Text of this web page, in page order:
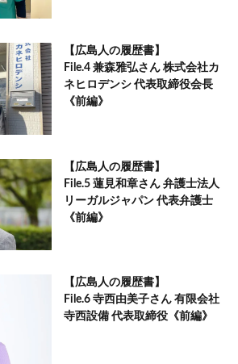
【広島人の履歴書】
File.4 兼森雅弘さん 株式会社カ
ネヒロデンシ 代表取締役会長
《前編》
【広島人の履歴書】
File.5 蓮見和章さん 弁護士法人
リーガルジャパン 代表弁護士
《前編》
【広島人の履歴書】
File.6 寺西由美子さん 有限会社
寺西設備 代表取締役《前編》